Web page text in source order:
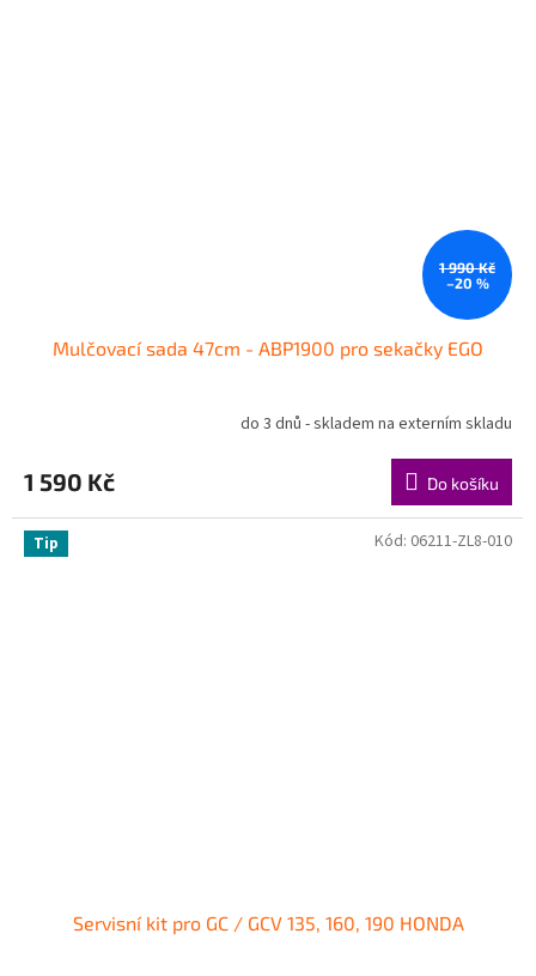
1 990 Kč
–20 %
Mulčovací sada 47cm - ABP1900 pro sekačky EGO
do 3 dnů - skladem na externím skladu
1 590 Kč Do košíku
Tip
Servisní kit pro GC / GCV 135, 160, 190 HONDA
Kód: 06211-ZL8-010